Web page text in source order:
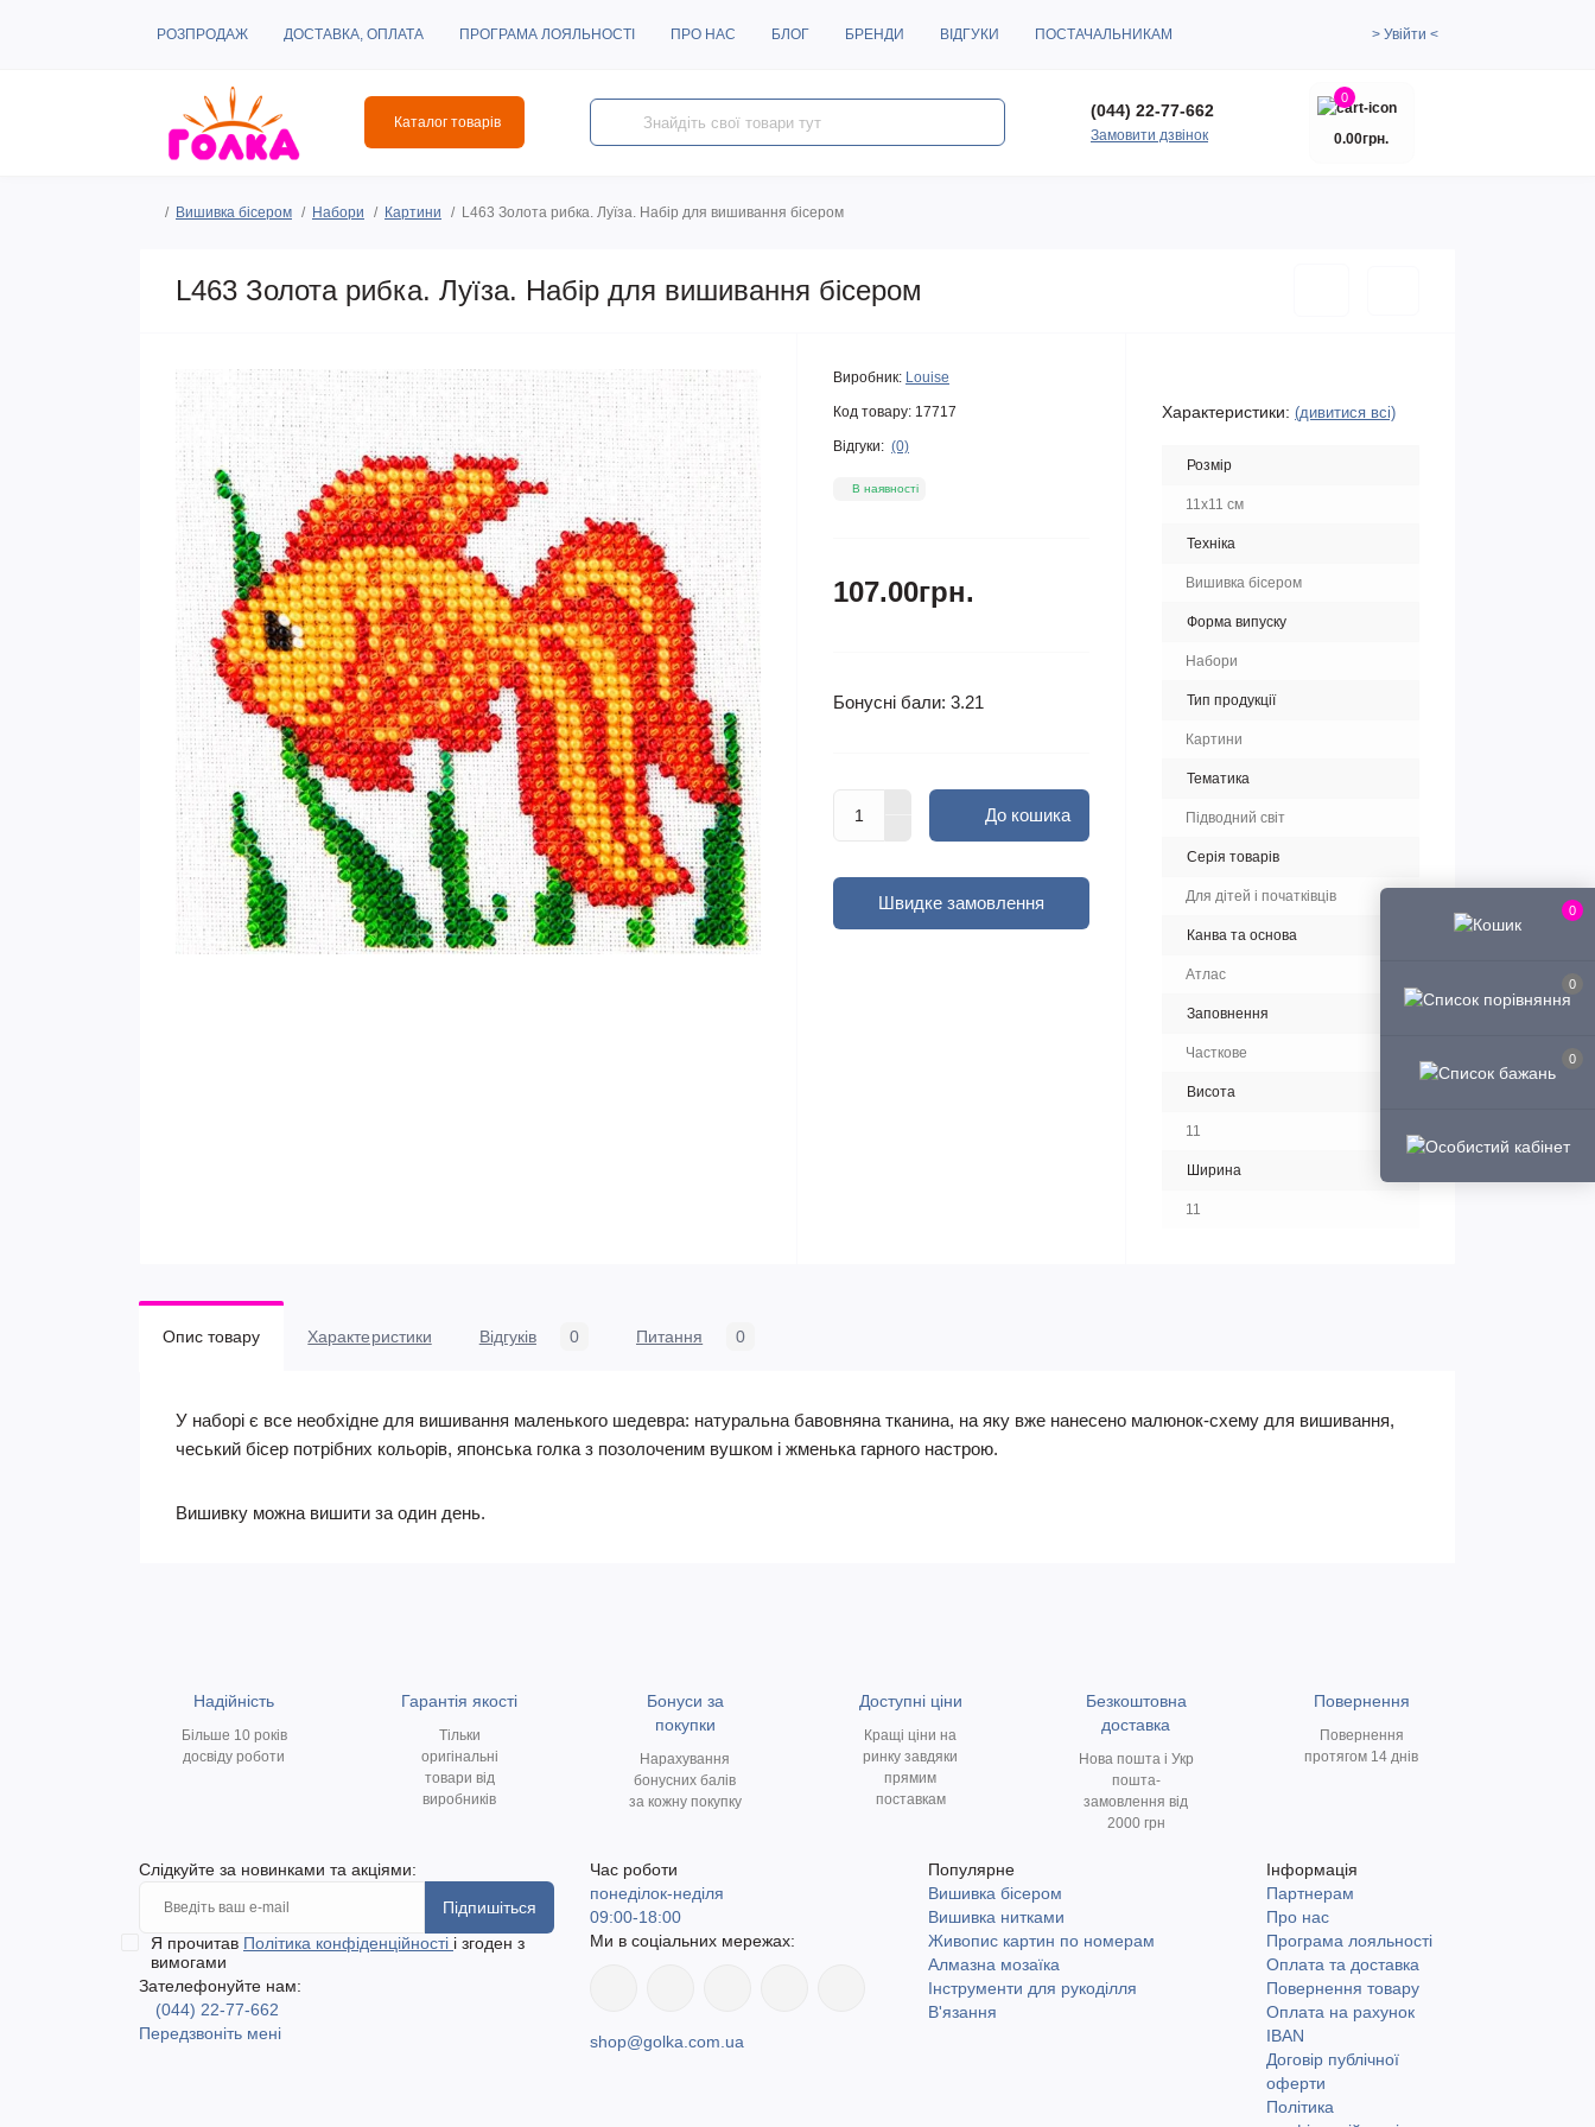
0
0
0
РОЗПРОДАЖ ДОСТАВКА, ОПЛАТА ПРОГРАМА ЛОЯЛЬНОСТІ ПРО НАС БЛОГ БРЕНДИ ВІДГУКИ ПОСТАЧАЛЬНИКАМ > Увійти <
Каталог товарів
(044) 22-77-662
Замовити дзвінок
0
0.00грн.
Вишивка бісером Набори Картини L463 Золота рибка. Луїза. Набір для вишивання бісером
L463 Золота рибка. Луїза. Набір для вишивання бісером
Виробник: Louise
Код товару: 17717
Відгуки: (0)
В наявності
107.00грн.
Бонусні бали: 3.21
До кошика
Швидке замовлення
Характеристики: (дивитися всі)
Розмір
11х11 см
Техніка
Вишивка бісером
Форма випуску
Набори
Тип продукції
Картини
Тематика
Підводний світ
Серія товарів
Для дітей і початківців
Канва та основа
Атлас
Заповнення
Часткове
Висота
11
Ширина
11
Опис товару Характеристики Відгуків 0 Питання 0
У наборі є все необхідне для вишивання маленького шедевра: натуральна бавовняна тканина, на яку вже нанесено малюнок-схему для вишивання,
чеський бісер потрібних кольорів, японська голка з позолоченим вушком і жменька гарного настрою.
Вишивку можна вишити за один день.
Надійність
Більше 10 років
досвіду роботи
Гарантія якості
Тільки
оригінальні
товари від
виробників
Бонуси за
покупки
Нарахування
бонусних балів
за кожну покупку
Доступні ціни
Кращі ціни на
ринку завдяки
прямим
поставкам
Безкоштовна
доставка
Нова пошта і Укр
пошта-
замовлення від
2000 грн
Повернення
Повернення
протягом 14 днів
Слідкуйте за новинками та акціями:
Підпишіться
Я прочитав Політика конфіденційності і згоден з
вимогами
Зателефонуйте нам:
(044) 22-77-662
Передзвоніть мені
Час роботи
понеділок-неділя
09:00-18:00
Ми в соціальних мережах:
shop@golka.com.ua
Популярне
Вишивка бісером
Вишивка нитками
Живопис картин по номерам
Алмазна мозаїка
Інструменти для рукоділля
В'язання
Інформація
Партнерам
Про нас
Програма лояльності
Оплата та доставка
Повернення товару
Оплата на рахунок
IBAN
Договір публічної
оферти
Політика